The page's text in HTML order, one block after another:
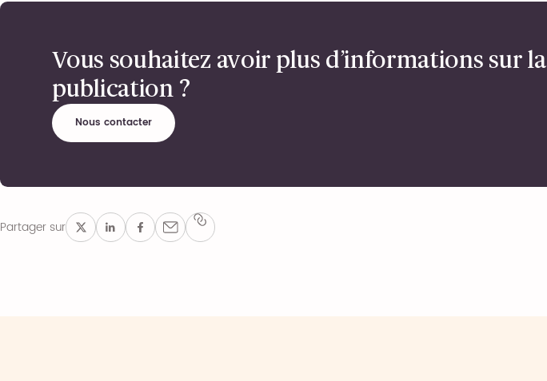
Vous souhaitez avoir plus d’informations sur la
publication ?
Nous contacter
Partager sur